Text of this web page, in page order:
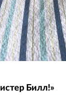
Билл!»